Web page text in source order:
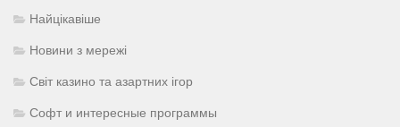
Найцікавіше
Новини з мережі
Світ казино та азартних ігор
Софт и интересные программы